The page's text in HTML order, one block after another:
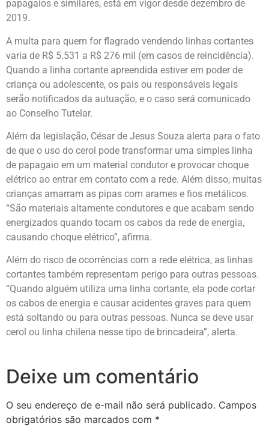
papagaios e similares, está em vigor desde dezembro de
2019.
A multa para quem for flagrado vendendo linhas cortantes
varia de R$ 5.531 a R$ 276 mil (em casos de reincidência).
Quando a linha cortante apreendida estiver em poder de
criança ou adolescente, os pais ou responsáveis legais
serão notificados da autuação, e o caso será comunicado
ao Conselho Tutelar.
Além da legislação, César de Jesus Souza alerta para o fato
de que o uso do cerol pode transformar uma simples linha
de papagaio em um material condutor e provocar choque
elétrico ao entrar em contato com a rede. Além disso, muitas
crianças amarram as pipas com arames e fios metálicos.
“São materiais altamente condutores e que acabam sendo
energizados quando tocam os cabos da rede de energia,
causando choque elétrico”, afirma.
Além do risco de ocorrências com a rede elétrica, as linhas
cortantes também representam perigo para outras pessoas.
“Quando alguém utiliza uma linha cortante, ela pode cortar
os cabos de energia e causar acidentes graves para quem
está soltando ou para outras pessoas. Nunca se deve usar
cerol ou linha chilena nesse tipo de brincadeira”, alerta.
Deixe um comentário
O seu endereço de e-mail não será publicado. Campos
obrigatórios são marcados com *